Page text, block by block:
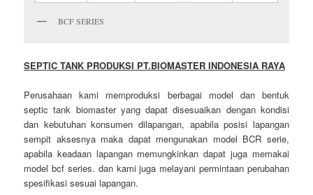
BCF SERIES
SEPTIC TANK PRODUKSI PT.BIOMASTER INDONESIA RAYA
Perusahaan kami memproduksi berbagai model dan bentuk
septic tank biomaster yang dapat disesuaikan dengan kondisi
dan kebutuhan konsumen dilapangan, apabila posisi lapangan
sempit aksesnya maka dapat mengunakan model BCR serie,
apabila keadaan lapangan memungkinkan dapat juga memakai
model bcf series. dan kami juga melayani permintaan perubahan
spesifikasi sesuai lapangan.